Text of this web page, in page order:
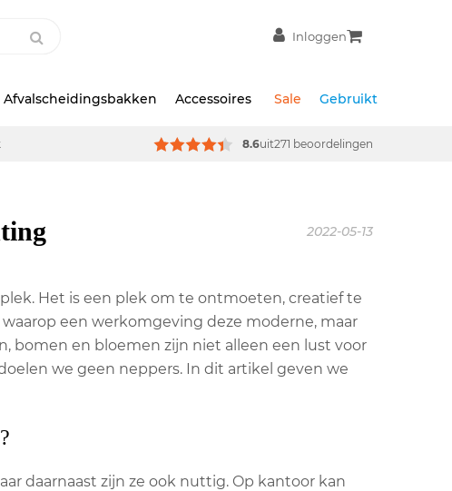
Inloggen
Afvalscheidingsbakken Accessoires Sale Gebruikt
8.6uit271 beoordelingen
2022-05-13
Het is een plek om te ontmoeten, creatief te
een werkomgeving deze moderne, maar
bomen en bloemen zijn niet alleen een lust voor
we geen neppers. In dit artikel geven we
daarnaast zijn ze ook nuttig. Op kantoor kan